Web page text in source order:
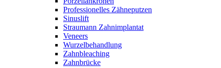
Professionelles Zähneputzen
Sinuslift
Straumann Zahnimplantat
Veneers
Wurzelbehandlung
Zahnbleaching
Zahnbrücke